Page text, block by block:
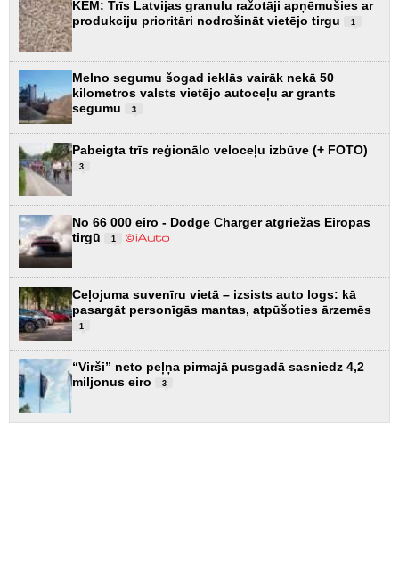
KEM: Trīs Latvijas granulu ražotāji apņēmušies ar
produkciju prioritāri nodrošināt vietējo tirgu
1
Melno segumu šogad ieklās vairāk nekā 50
kilometros valsts vietējo autoceļu ar grants
segumu
3
Pabeigta trīs reģionālo veloceļu izbūve (+ FOTO)
3
No 66 000 eiro - Dodge Charger atgriežas Eiropas
tirgū
1
Ceļojuma suvenīru vietā – izsists auto logs: kā
pasargāt personīgās mantas, atpūšoties ārzemēs
1
“Virši” neto peļņa pirmajā pusgadā sasniedz 4,2
miljonus eiro
3